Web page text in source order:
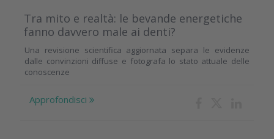
Tra mito e realtà: le bevande energetiche
fanno davvero male ai denti?
Una revisione scientifica aggiornata separa le evidenze
dalle convinzioni diffuse e fotografa lo stato attuale delle
conoscenze
Approfondisci